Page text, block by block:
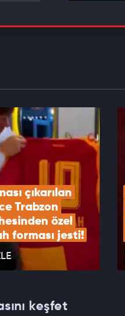
çıkarılan
Trabzon
özel
forması jesti!
keşfet